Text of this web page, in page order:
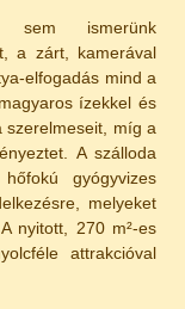
sem ismerünk
a zárt, kamerával
elfogadás mind a
ízekkel és
szerelmeseit, míg a
A szálloda
gyógyvizes
melyeket
nyitott, 270 m²-es
attrakcióval